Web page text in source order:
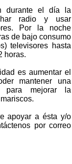
durante el día la
radio y usar
Por la noche
de bajo consumo
televisores hasta
horas.
es aumentar el
mantener una
para mejorar la
apoyar a ésta y/o
por correo